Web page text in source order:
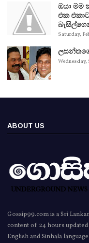
ඔයා මම
එක
Saturday,
Wednesday,
ABOUT US
Gossip99.com is a Sri
content of 24 hours
English and Sinhala